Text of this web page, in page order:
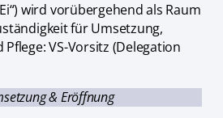
wird vorübergehend als Raum
für Umsetzung,
VS-Vorsitz (Delegation
& Eröffnung